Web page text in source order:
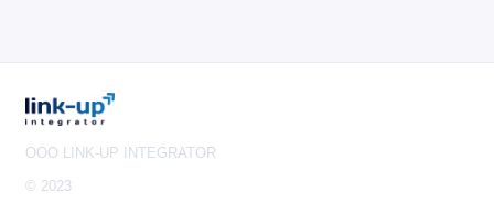
OOO LINK-UP INTEGRATOR
© 2023